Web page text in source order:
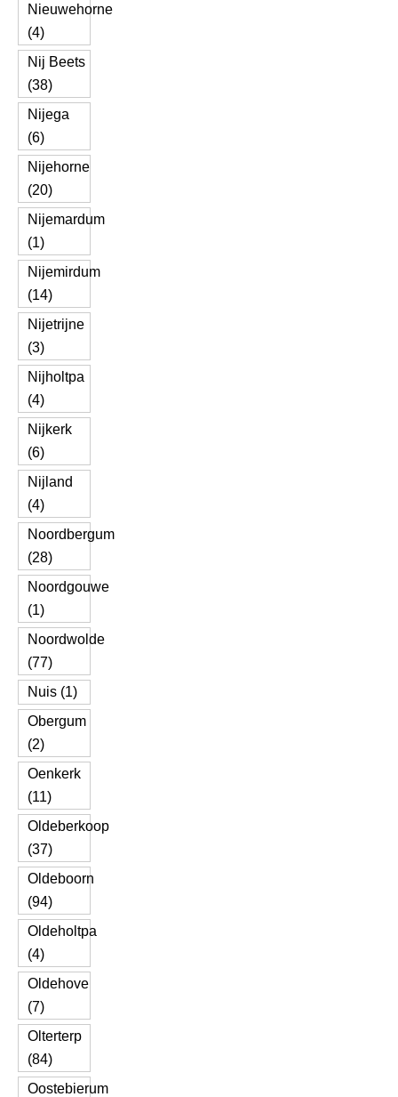
Nieuwehorne
(4)
Nij Beets
(38)
Nijega
(6)
Nijehorne
(20)
Nijemardum
(1)
Nijemirdum
(14)
Nijetrijne
(3)
Nijholtpa
(4)
Nijkerk
(6)
Nijland
(4)
Noordbergum
(28)
Noordgouwe
(1)
Noordwolde
(77)
Nuis (1)
Obergum
(2)
Oenkerk
(11)
Oldeberkoop
(37)
Oldeboorn
(94)
Oldeholtpa
(4)
Oldehove
(7)
Olterterp
(84)
Oostebierum